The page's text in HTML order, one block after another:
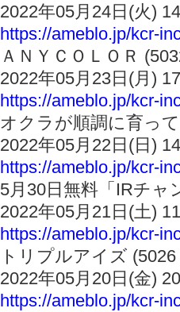
2022年05月24日(火)
https://ameblo.jp/kcr-
ＡＮＹＣＯＬＯＲ
2022年05月23日(月)
https://ameblo.jp/kcr-
オクラが順調に育っ
2022年05月22日(日)
https://ameblo.jp/kcr-
5月30日無料「IRチャ
2022年05月21日(土)
https://ameblo.jp/kcr-
トリプルアイズ
2022年05月20日(金)
https://ameblo.jp/kcr-